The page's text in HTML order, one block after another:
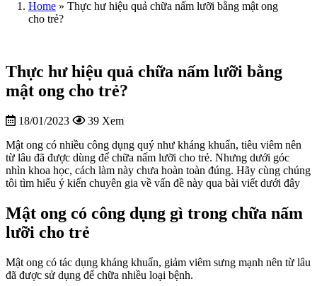
Home » Thực hư hiệu quả chữa nấm lưỡi bằng mật ong
cho trẻ?
Thực hư hiệu quả chữa nấm lưỡi bằng
mật ong cho trẻ?
18/01/2023 39 Xem
Mật ong có nhiều công dụng quý như kháng khuẩn, tiêu viêm nên
từ lâu đã được dùng để chữa nấm lưỡi cho trẻ. Nhưng dưới góc
nhìn khoa học, cách làm này chưa hoàn toàn đúng. Hãy cùng chúng
tôi tìm hiểu ý kiến chuyên gia về vấn đề này qua bài viết dưới đây
Mật ong có công dụng gì trong chữa nấm
lưỡi cho trẻ
Mật ong có tác dụng kháng khuẩn, giảm viêm sưng mạnh nên từ lâu
đã được sử dụng để chữa nhiều loại bệnh.